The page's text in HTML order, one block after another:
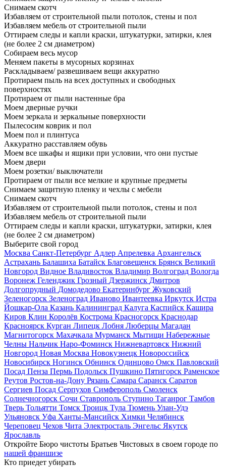
Снимаем скотч
Избавляем от строительной пыли потолок, стены и пол
Избавляем мебель от строительной пыли
Оттираем следы и капли краски, штукатурки, затирки, клея
(не более 2 см диаметром)
Собираем весь мусор
Меняем пакеты в мусорных корзинах
Раскладываем/ развешиваем вещи аккуратно
Протираем пыль на всех доступных и свободных
поверхностях
Протираем от пыли настенные бра
Моем дверные ручки
Моем зеркала и зеркальные поверхности
Пылесосим коврик и пол
Моем пол и плинтуса
Аккуратно расставляем обувь
Моем все шкафы и ящики при условии, что они пустые
Моем двери
Моем розетки/ выключатели
Протираем от пыли все мелкие и крупные предметы
Снимаем защитную пленку и чехлы с мебели
Снимаем скотч
Избавляем от строительной пыли потолок, стены и пол
Избавляем мебель от строительной пыли
Оттираем следы и капли краски, штукатурки, затирки, клея
(не более 2 см диаметром)
Выберите свой город
Москва Санкт-Петербург Адлер Апрелевка Архангельск
Астрахань Балашиха Батайск Благовещенск Брянск Великий
Новгород Видное Владивосток Владимир Волгоград Вологда
Воронеж Геленджик Грозный Дзержинск Дмитров
Долгопрудный Домодедово Екатеринбург Жуковский
Зеленогорск Зеленоград Иваново Ивантеевка Иркутск Истра
Йошкар-Ола Казань Калининград Калуга Каспийск Кашира
Киров Клин Королёв Кострома Красногорск Краснодар
Красноярск Курган Липецк Лобня Люберцы Магадан
Магнитогорск Махачкала Мурманск Мытищи Набережные
Челны Нальчик Наро-Фоминск Нижневартовск Нижний
Новгород Новая Москва Новокузнецк Новороссийск
Новосибирск Ногинск Обнинск Одинцово Омск Павловский
Посад Пенза Пермь Подольск Пушкино Пятигорск Раменское
Реутов Ростов-на-Дону Рязань Самара Саранск Саратов
Сергиев Посад Серпухов Симферополь Смоленск
Солнечногорск Сочи Ставрополь Ступино Таганрог Тамбов
Тверь Тольятти Томск Троицк Тула Тюмень Улан-Удэ
Ульяновск Уфа Ханты-Мансийск Химки Челябинск
Череповец Чехов Чита Электросталь Энгельс Якутск
Ярославль
Откройте Бюро чистоты Братьев Чистовых в своем городе по
нашей франшизе
Кто приедет убирать